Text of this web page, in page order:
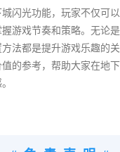
闪光功能，玩家不仅可
游戏节奏和策略。无论
法都是提升游戏乐趣的
的参考，帮助大家在地